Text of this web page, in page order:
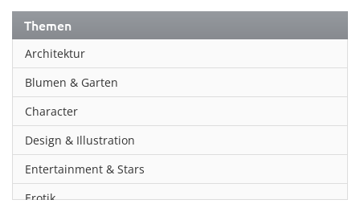
Themen
Architektur
Blumen & Garten
Character
Design & Illustration
Entertainment & Stars
Erotik